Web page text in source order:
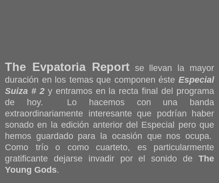
The Evpatoria Reportse llevan la mayor
duración en los temas que componen éste Especial
Suiza # 2y entramos en la recta final del programa
de hoy. Lo hacemos con una banda
extraordinariamente interesante que podrían haber
sonado en la edición anterior del Especial pero que
hemos guardado para la ocasión que nos ocupa.
Como trío o como cuarteto, es particularmente
gratificante dejarse invadir por el sonido de The
Young Gods.